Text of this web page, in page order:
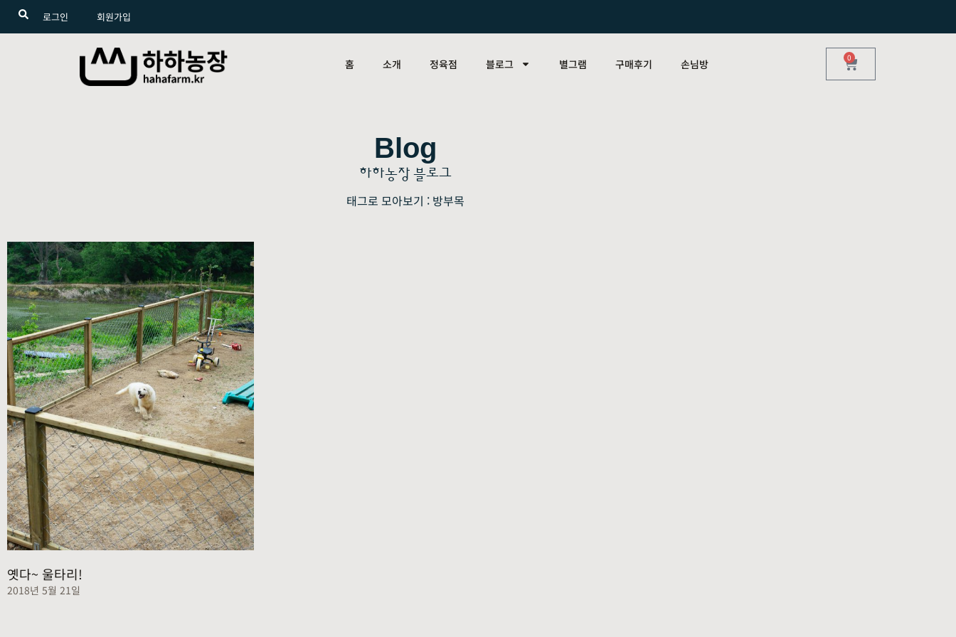
로그인 회원가입
홈 소개 정육점 블로그 별그램 구매후기 손님방 0
Blog
하하농장 블로그
태그로 모아보기 : 방부목
옛다~ 울타리!
2018년 5월 21일